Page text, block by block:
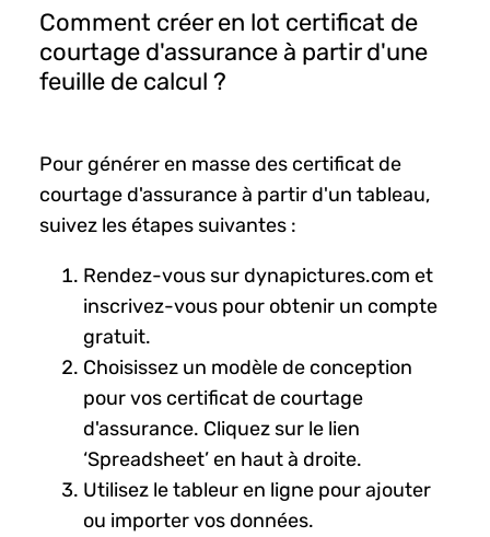
Comment créer en lot certificat de
courtage d'assurance à partir d'une
feuille de calcul ?
Pour générer en masse des certificat de
courtage d'assurance à partir d'un tableau,
suivez les étapes suivantes :
Rendez-vous sur dynapictures.com et
inscrivez-vous pour obtenir un compte
gratuit.
Choisissez un modèle de conception
pour vos certificat de courtage
d'assurance. Cliquez sur le lien
‘Spreadsheet’ en haut à droite.
Utilisez le tableur en ligne pour ajouter
ou importer vos données.